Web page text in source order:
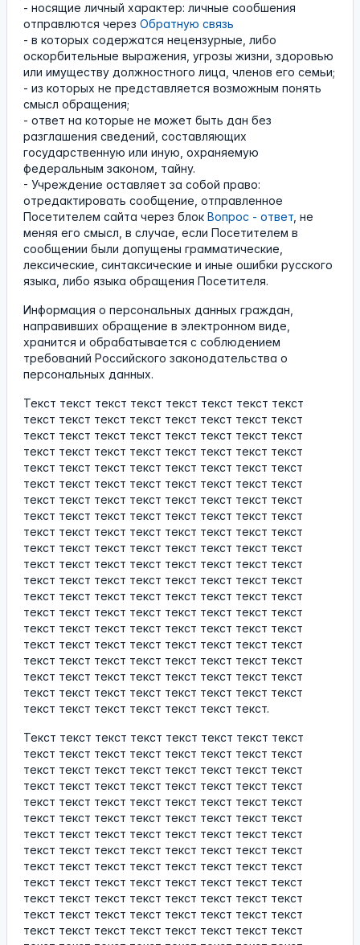
- носящие личный характер: личные сообшения
отправлются через Обратную связь
- в которых содержатся нецензурные, либо
оскорбительные выражения, угрозы жизни, здоровью
или имуществу должностного лица, членов его семьи;
- из которых не представляется возможным понять
смысл обращения;
- ответ на которые не может быть дан без
разглашения сведений, составляющих
государственную или иную, охраняемую
федеральным законом, тайну.
- Учреждение оставляет за собой право:
отредактировать сообщение, отправленное
Посетителем сайта через блок Вопрос - ответ , не
меняя его смысл, в случае, если Посетителем в
сообщении были допущены грамматические,
лексические, синтаксические и иные ошибки русского
языка, либо языка обращения Посетителя.
Информация о персональных данных граждан,
направивших обращение в электронном виде,
хранится и обрабатывается с соблюдением
требований Российского законодательства о
персональных данных.
Текст текст текст текст текст текст текст текст
текст текст текст текст текст текст текст текст
текст текст текст текст текст текст текст текст
текст текст текст текст текст текст текст текст
текст текст текст текст текст текст текст текст
текст текст текст текст текст текст текст текст
текст текст текст текст текст текст текст текст
текст текст текст текст текст текст текст текст
текст текст текст текст текст текст текст текст
текст текст текст текст текст текст текст текст
текст текст текст текст текст текст текст текст
текст текст текст текст текст текст текст текст
текст текст текст текст текст текст текст текст
текст текст текст текст текст текст текст текст
текст текст текст текст текст текст текст текст
текст текст текст текст текст текст текст текст
текст текст текст текст текст текст текст текст
текст текст текст текст текст текст текст текст
текст текст текст текст текст текст текст текст
текст текст текст текст текст текст текст.
Текст текст текст текст текст текст текст текст
текст текст текст текст текст текст текст текст
текст текст текст текст текст текст текст текст
текст текст текст текст текст текст текст текст
текст текст текст текст текст текст текст текст
текст текст текст текст текст текст текст текст
текст текст текст текст текст текст текст текст
текст текст текст текст текст текст текст текст
текст текст текст текст текст текст текст текст
текст текст текст текст текст текст текст текст
текст текст текст текст текст текст текст текст
текст текст текст текст текст текст текст текст
текст текст текст текст текст текст текст текст